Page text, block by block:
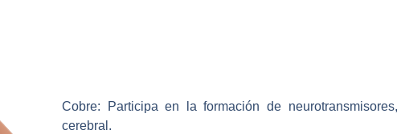
Cobre: Participa en la formación de
cerebral.